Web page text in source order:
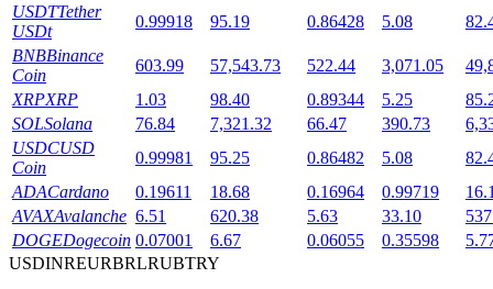
BTR Kilitleme
BTR sahiplerine özel yatırımlar
USDTTether
USDt
0.99918 95.19 0.86428 5.08
BNBBinance
Coin
603.99 57,543.73 522.44 3,071.05
XRPXRP 1.03 98.40 0.89344 5.25
SOLSolana 76.84 7,321.32 66.47 390.73
USDCUSD
Coin
0.99981 95.25 0.86482 5.08
ADACardano 0.19611 18.68 0.16964 0.99719
AVAXAvalanche 6.51 620.38 5.63 33.10
DOGEDogecoin 0.07001 6.67 0.06055 0.35598
USDINREURBRLRUBTRY